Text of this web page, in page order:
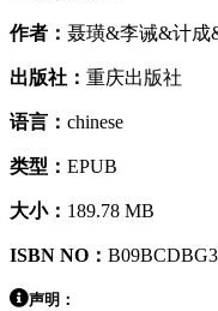
作者： 聂璜&李诫&计成
出版社： 重庆出版社
语言： chinese
类型： EPUB
大小： 189.78 MB
ISBN NO：
声明：